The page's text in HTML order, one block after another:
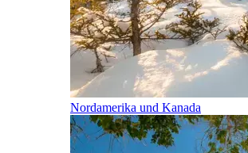
Nordamerika und Kanada